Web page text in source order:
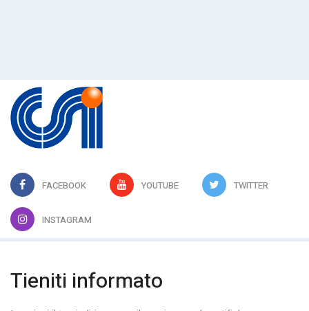
FACEBOOK YOUTUBE TWITTER
INSTAGRAM
Tieniti informato